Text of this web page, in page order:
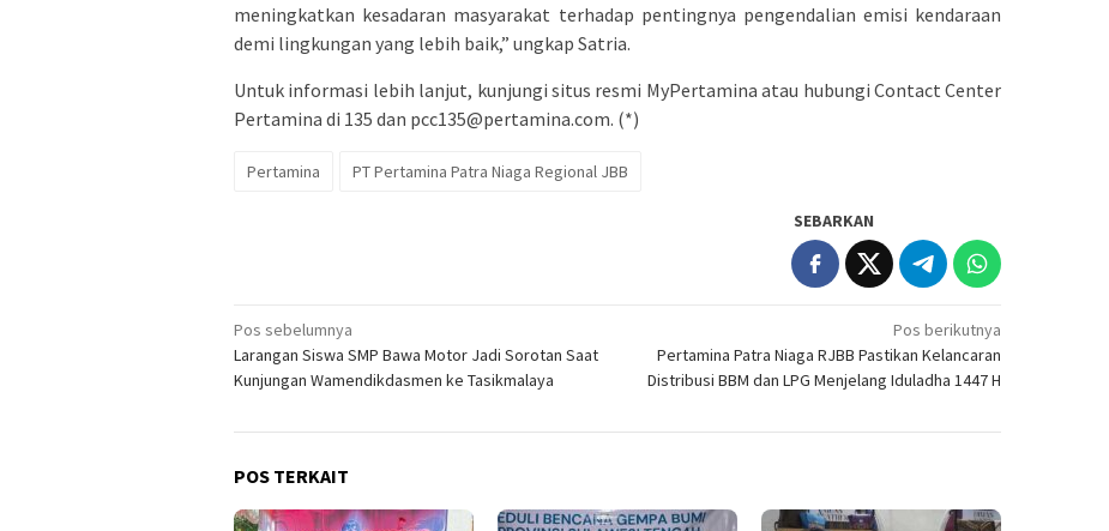
meningkatkan kesadaran masyarakat terhadap pentingnya pengendalian emisi kendaraan
demi lingkungan yang lebih baik,” ungkap Satria.
Untuk informasi lebih lanjut, kunjungi situs resmi MyPertamina atau hubungi Contact Center
Pertamina di 135 dan pcc135@pertamina.com. (*)
Pertamina PT Pertamina Patra Niaga Regional JBB
SEBARKAN
Navigasi
pos
Pos sebelumnya
Larangan Siswa SMP Bawa Motor Jadi Sorotan Saat
Kunjungan Wamendikdasmen ke Tasikmalaya
Pos berikutnya
Pertamina Patra Niaga RJBB Pastikan Kelancaran
Distribusi BBM dan LPG Menjelang Iduladha 1447 H
POS TERKAIT